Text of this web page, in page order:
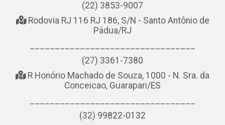
(22) 3853-9007
Rodovia RJ 116 RJ 186, S/N - Santo Antônio de
Pádua/RJ
(27) 3361-7380
R Honório Machado de Souza, 1000 - N. Sra. da
Conceicao, Guarapari/ES
(32) 99822-0132